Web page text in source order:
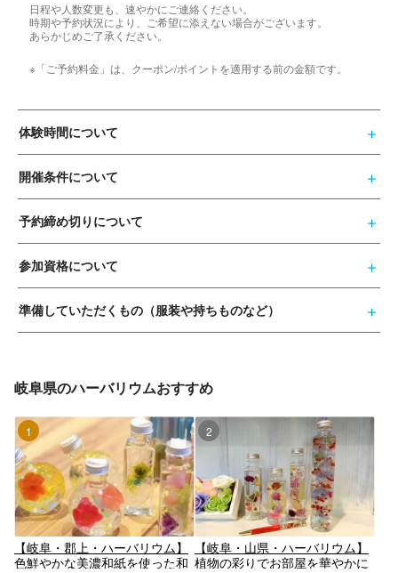
日程や人数変更も、速やかにご連絡ください。
時期や予約状況により、ご希望に添えない場合がございます。
あらかじめご了承ください。
※「ご予約料金」は、クーポン/ポイントを適用する前の金額です。
体験時間について
開催条件について
予約締め切りについて
参加資格について
準備していただくもの（服装や持ちものなど）
岐阜県のハーバリウムおすすめ
1位
【岐阜・郡上・ハーバリウム】
色鮮やかな美濃和紙を使った和
【岐阜・山県・ハーバリウム】
植物の彩りでお部屋を華やかに